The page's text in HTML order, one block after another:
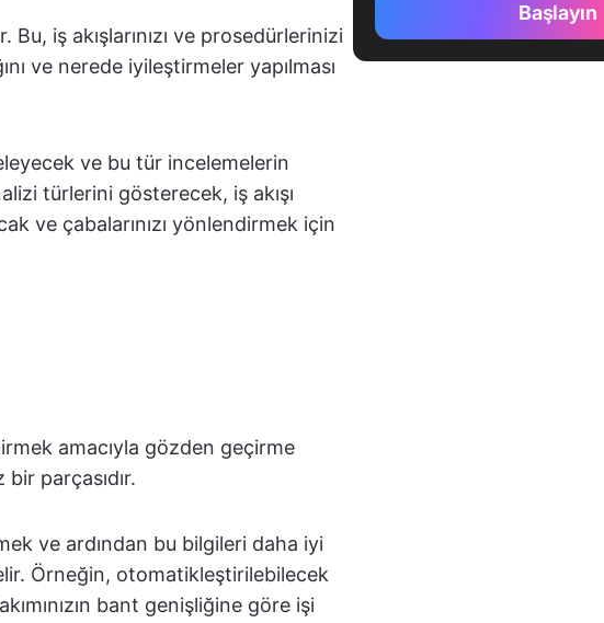
Bu, iş akışlarınızı ve prosedürlerinizi
ve nerede iyileştirmeler yapılması
ve bu tür incelemelerin
türlerini gösterecek, iş akışı
ve çabalarınızı yönlendirmek için
amacıyla gözden geçirme
bir parçasıdır.
ve ardından bu bilgileri daha iyi
Örneğin, otomatikleştirilebilecek
bant genişliğine göre işi
Başlayın